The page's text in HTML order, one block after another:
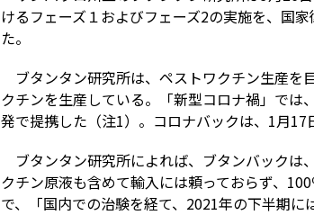
けるフェーズ１およびフェーズ2の実施を、国
た。
ブタンタン研究所は、ペストワクチン生産を
クチンを生産している。「新型コロナ禍」で
発で提携した（注1）。コロナバックは、1月17
ブタンタン研究所によれば、ブタンバック
クチン原液も含めて輸入には頼っておらず、
で、「国内での治験を経て、2021年の下半期に